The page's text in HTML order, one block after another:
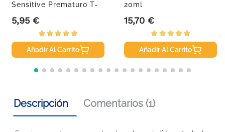
Sensitive Prematuro T-
Precio
5,95 €
Añadir Al Carrito
20ml
Precio
15,70 €
Añadir Al Carrito
Descripción Comentarios (1)